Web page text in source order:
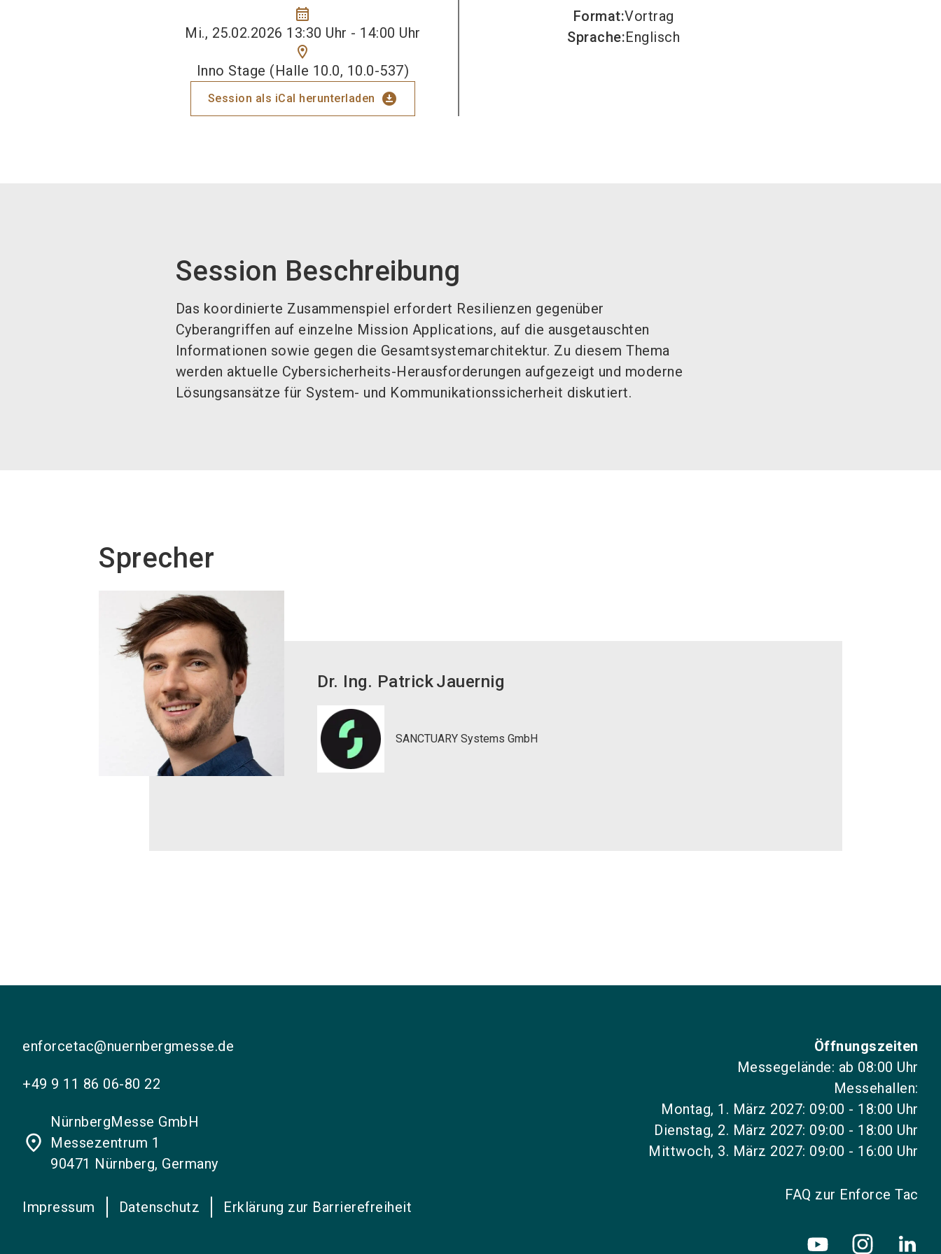
calendar_month
Mi., 25.02.2026 13:30 Uhr - 14:00 Uhr
location_on
Inno Stage (Halle 10.0, 10.0-537)
Session als iCal herunterladen download_for_offline
Format:Vortrag
Sprache:Englisch
Session Beschreibung
Das koordinierte Zusammenspiel erfordert Resilienzen gegenüber
Cyberangriffen auf einzelne Mission Applications, auf die ausgetauschten
Informationen sowie gegen die Gesamtsystemarchitektur. Zu diesem Thema
werden aktuelle Cybersicherheits-Herausforderungen aufgezeigt und moderne
Lösungsansätze für System- und Kommunikationssicherheit diskutiert.
Sprecher
Dr. Ing. PatrickJauernig
SANCTUARY Systems GmbH
enforcetac@nuernbergmesse.de
+49 9 11 86 06-80 22
place
NürnbergMesse GmbH
Messezentrum 1
90471 Nürnberg, Germany
Impressum Datenschutz Erklärung zur Barrierefreiheit
Öffnungszeiten
Messegelände: ab 08:00 Uhr
Messehallen:
Montag, 1. März 2027: 09:00 - 18:00 Uhr
Dienstag, 2. März 2027: 09:00 - 18:00 Uhr
Mittwoch, 3. März 2027: 09:00 - 16:00 Uhr
FAQ zur Enforce Tac